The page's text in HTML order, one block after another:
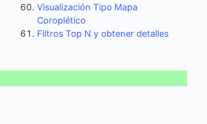
Visualización Tipo Mapa
Coroplético
Filtros Top N y obtener detalles